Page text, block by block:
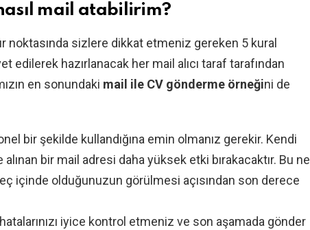
mail atabilirim?
noktasında sizlere dikkat etmeniz gereken 5 kural
edilerek hazırlanacak her mail alıcı taraf tarafından
en sonundaki mail ile CV gönderme örneğini de
bir şekilde kullandığına emin olmanız gerekir. Kendi
bir mail adresi daha yüksek etki bırakacaktır. Bu ne
içinde olduğunuzun görülmesi açısından son derece
iyice kontrol etmeniz ve son aşamada gönder